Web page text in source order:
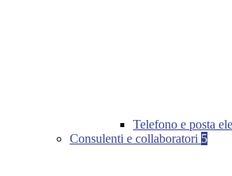
Telefono e posta
Consulenti e collaboratori 5